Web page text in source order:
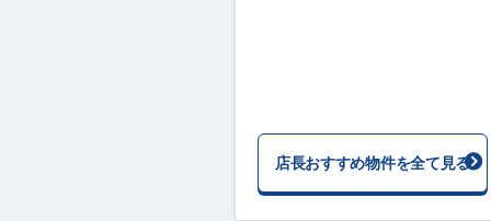
店長おすすめ物件を全て見る